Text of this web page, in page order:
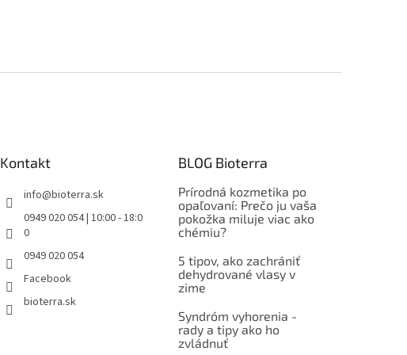
Kontakt
info@bioterra.sk
0949 020 054 | 10:00 - 18:0
0
0949 020 054
Facebook
bioterra.sk
BLOG Bioterra
Prírodná kozmetika po
opaľovaní: Prečo ju vaša
pokožka miluje viac ako
chémiu?
5 tipov, ako zachrániť
dehydrované vlasy v
zime
Syndróm vyhorenia -
rady a tipy ako ho
zvládnuť